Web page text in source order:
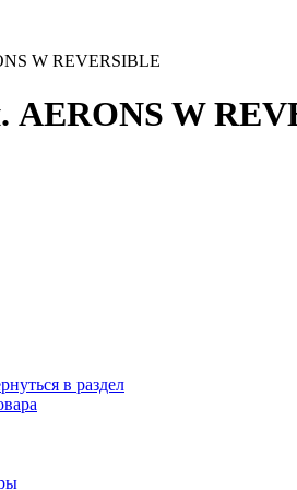
W REVERSIBLE
AERONS W